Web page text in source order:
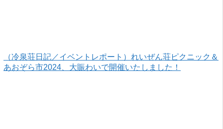
（冷泉荘日記／イベントレポート）れいぜん荘ピクニック＆
あおぞら市2024、大賑わいで開催いたしました！